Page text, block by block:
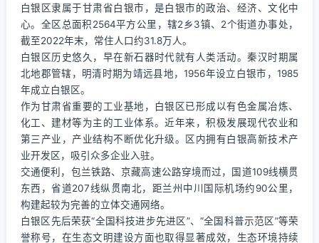
白银区隶属于甘肃省白银市，是白银市的政治、经济、文化中
心。全区总面积2564平方公里，辖2乡3镇、2个街道办事处，
截至2022年末，常住人口约31.8万人。
白银区历史悠久，早在新石器时代就有人类活动。秦汉时期属
北地郡管辖，明清时期为靖远县地，1956年设立白银市，1985
年成立白银区。
作为甘肃省重要的工业基地，白银区已形成以有色金属冶炼、
化工、建材等为主的工业体系。近年来，积极发展现代农业和
第三产业，产业结构不断优化升级。区内拥有白银高新技术产
业开发区，吸引众多企业入驻。
交通便利，包兰铁路、京藏高速公路穿境而过，国道109线横贯
东西，省道207线纵贯南北，距兰州中川国际机场约90公里，
构建起较为完善的立体交通网络。
白银区先后荣获“全国科技进步先进区”、“全国科普示范区”等荣
誉称号，在生态文明建设方面也取得显著成效，生态环境持续